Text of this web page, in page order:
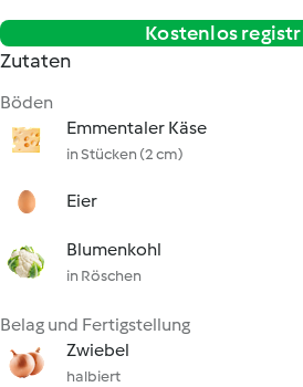
Kostenlos
Zutaten
Böden
Emmentaler Käse
in Stücken (2 cm)
Eier
Blumenkohl
in Röschen
Belag und Fertigstellung
Zwiebel
halbiert